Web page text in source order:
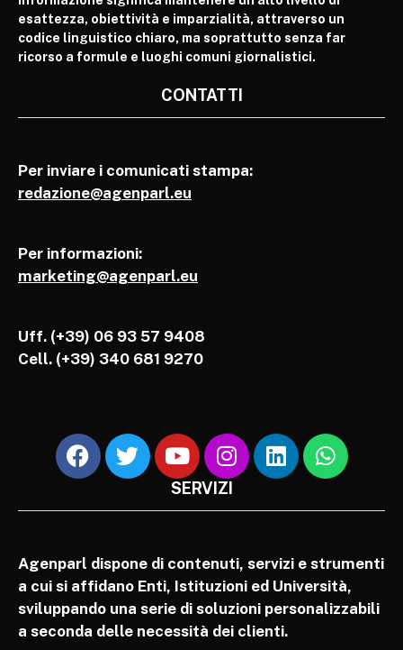
esattezza, obiettività e imparzialità, attraverso un
codice linguistico chiaro, ma soprattutto senza far
ricorso a formule e luoghi comuni giornalistici.
CONTATTI
Per inviare i comunicati stampa:
redazione@agenparl.eu
Per informazioni:
marketing@agenparl.eu
Uff. (+39) 06 93 57 9408
Cell. (+39) 340 681 9270
SERVIZI
Agenparl dispone di contenuti, servizi e strumenti
a cui si affidano Enti, Istituzioni ed Università,
sviluppando una serie di soluzioni personalizzabili
a seconda delle necessità dei clienti.